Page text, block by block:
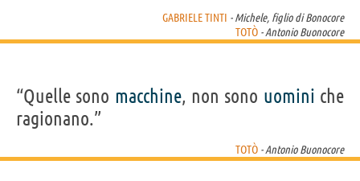
GABRIELE TINTI - Michele, figlio di Bonocore
TOTÒ - Antonio Buonocore
“Quelle sono macchine, non sono uomini che
ragionano.”
TOTÒ - Antonio Buonocore